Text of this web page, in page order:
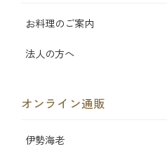
お料理のご案内
法人の方へ
オンライン通販
伊勢海老